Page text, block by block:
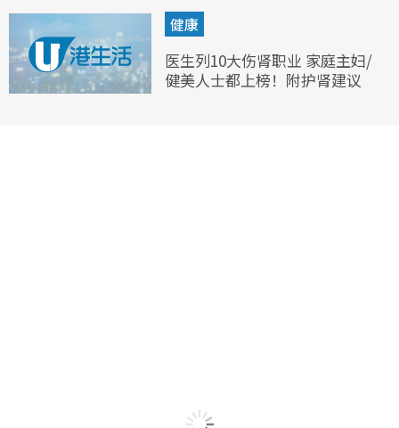
健康
医生列10大伤肾职业 家庭主妇/
健美人士都上榜！附护肾建议